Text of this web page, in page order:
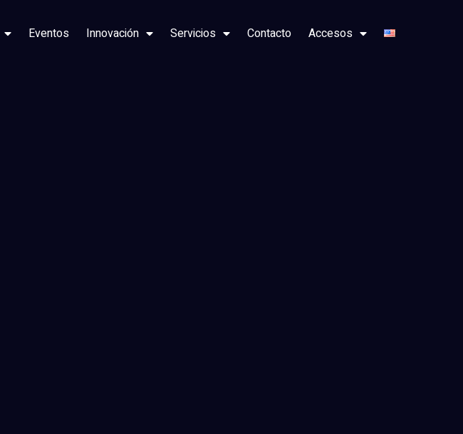
Eventos Innovación Servicios Contacto Accesos